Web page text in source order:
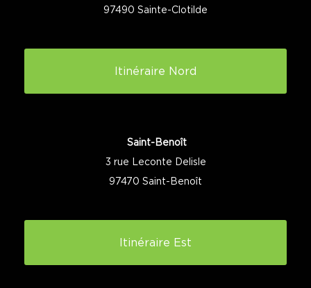
97490 Sainte-Clotilde
Itinéraire Nord
Saint-Benoît
3 rue Leconte Delisle
97470 Saint-Benoît
Itinéraire Est